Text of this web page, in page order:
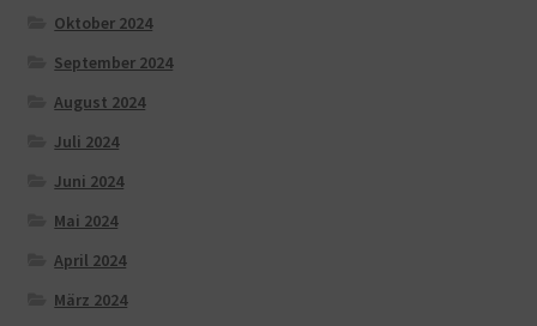
Oktober 2024
September 2024
August 2024
Juli 2024
Juni 2024
Mai 2024
April 2024
März 2024